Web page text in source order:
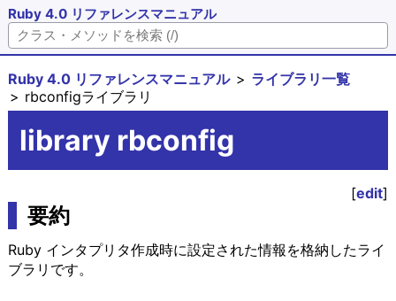
Ruby 4.0 リファレンスマニュアル
Ruby 4.0 リファレンスマニュアル
ライブラリ一覧
rbconfigライブラリ
library rbconfig
[edit]
要約
Ruby インタプリタ作成時に設定された情報を格納したライ
ブラリです。